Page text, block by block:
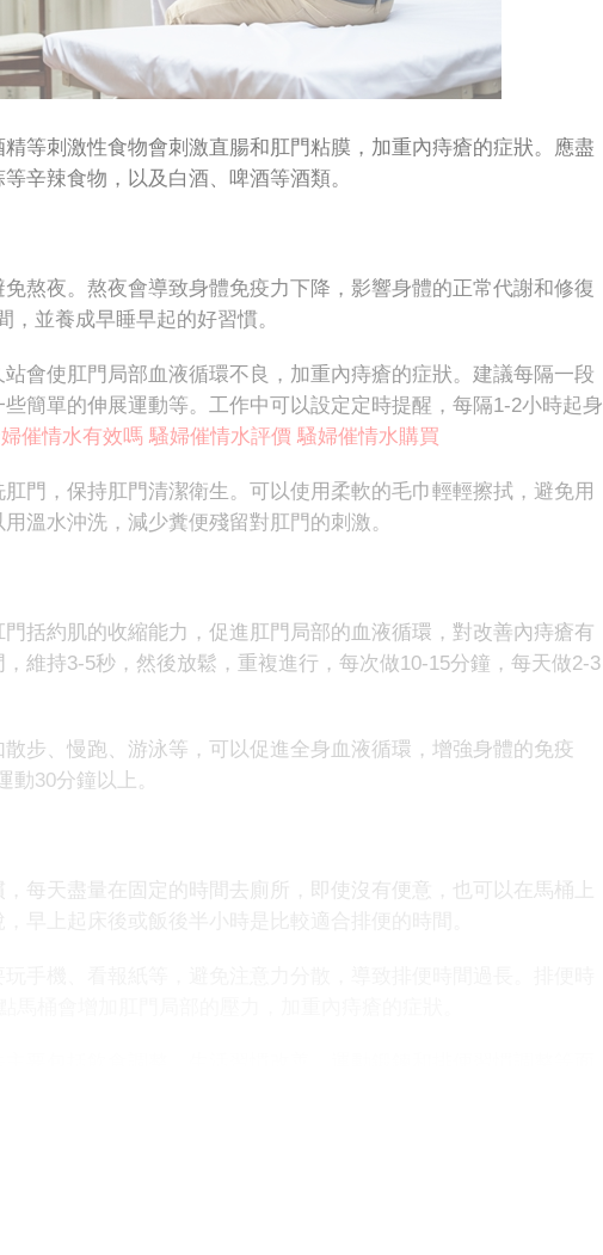
刺激性食物會刺激直腸和肛門粘膜，加重內痔瘡的症狀。應盡
辛辣食物，以及白酒、啤酒等酒類。
夜。熬夜會導致身體免疫力下降，影響身體的正常代謝和修復
並養成早睡早起的好習慣。
使肛門局部血液循環不良，加重內痔瘡的症狀。建議每隔一段
簡單的伸展運動等。工作中可以設定定時提醒，每隔1-2小時起身
催情水有效嗎 騷婦催情水評價 騷婦催情水購買
，保持肛門清潔衛生。可以使用柔軟的毛巾輕輕擦拭，避免用
溫水沖洗，減少糞便殘留對肛門的刺激。
約肌的收縮能力，促進肛門局部的血液循環，對改善內痔瘡有
維持3-5秒，然後放鬆，重複進行，每次做10-15分鐘，每天做2-3
、慢跑、游泳等，可以促進全身血液循環，增強身體的免疫
30分鐘以上。
天盡量在固定的時間去廁所，即使沒有便意，也可以在馬桶上